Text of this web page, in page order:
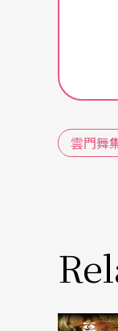
「天才
世界其
另外一
州）、
的壓力
已，要
雲門舞